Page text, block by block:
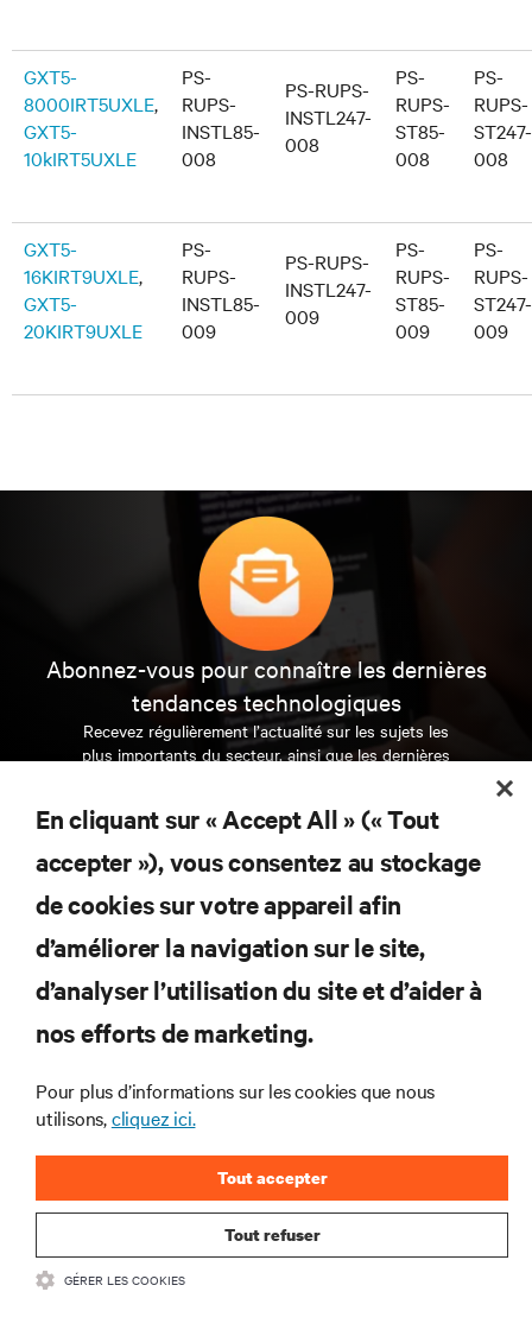
GXT5-
8000IRT5UXLE,
GXT5-
10kIRT5UXLE
PS-
RUPS-
INSTL85-
008
PS-RUPS-
INSTL247-
008
PS-
RUPS-
ST85-
008
PS-
RUPS-
ST247-
008
GXT5-
16KIRT9UXLE,
GXT5-
20KIRT9UXLE
PS-
RUPS-
INSTL85-
009
PS-RUPS-
INSTL247-
009
PS-
RUPS-
ST85-
009
PS-
RUPS-
ST247-
009
Abonnez-vous pour connaître les dernières
tendances technologiques
Recevez régulièrement l’actualité sur les sujets les
plus importants du secteur, ainsi que les dernières
et des infrastructures informatiques critiques.
S’INSCRIRE MAINTENANT
RESSOURCES
SUPPORT
SOCIÉTÉ
En cliquant sur « Accept All » (« Tout
accepter »), vous consentez au stockage
de cookies sur votre appareil afin
d’améliorer la navigation sur le site,
d’analyser l’utilisation du site et d’aider à
nos efforts de marketing.
Pour plus d’informations sur les cookies que nous
utilisons,cliquez ici.
Tout refuser
Tout accepter
GÉRER LES COOKIES